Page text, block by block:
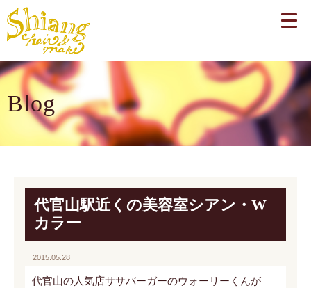
Blog
代官山駅近くの美容室シアン・W
カラー
2015.05.28
代官山の人気店ササバーガーのウォーリーくんが